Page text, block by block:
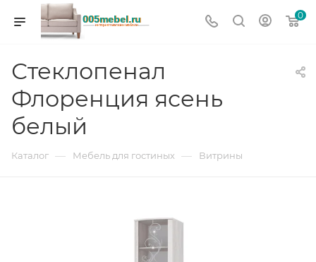
0
Стеклопенал
Флоренция ясень
белый
Каталог — Мебель для гостиных — Витрины